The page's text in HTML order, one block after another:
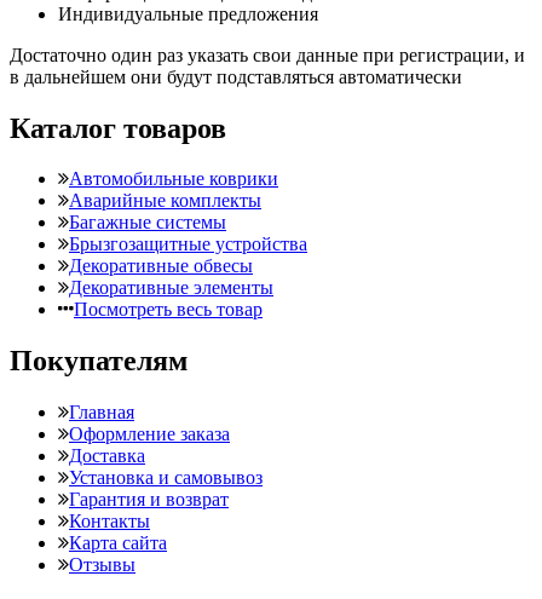
Индивидуальные предложения
Достаточно один раз указать свои данные при регистрации, и
в дальнейшем они будут подставляться автоматически
Каталог товаров
Автомобильные коврики
Аварийные комплекты
Багажные системы
Брызгозащитные устройства
Декоративные обвесы
Декоративные элементы
Посмотреть весь товар
Покупателям
Главная
Оформление заказа
Доставка
Установка и самовывоз
Гарантия и возврат
Контакты
Карта сайта
Отзывы